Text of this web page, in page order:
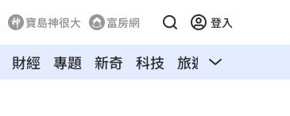
寶島神很大 富房網 登入
財經 專題 新奇 科技 旅遊 汽車